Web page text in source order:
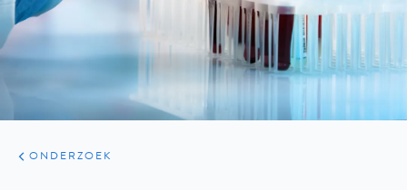
ARTIKELEN
ONDERZOEK
ONDERZOEK